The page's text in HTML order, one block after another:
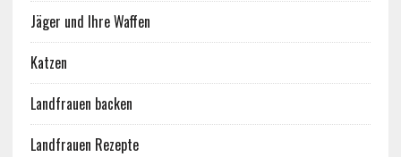
Jäger und Ihre Waffen
Katzen
Landfrauen backen
Landfrauen Rezepte